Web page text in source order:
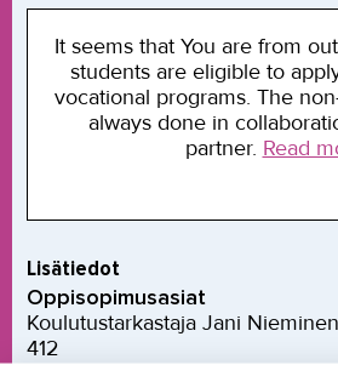
It seems that You are from
students are eligible to
vocational programs. The
always done in
partner. Read
Lisätiedot
Oppisopimusasiat
Koulutustarkastaja Jani
412